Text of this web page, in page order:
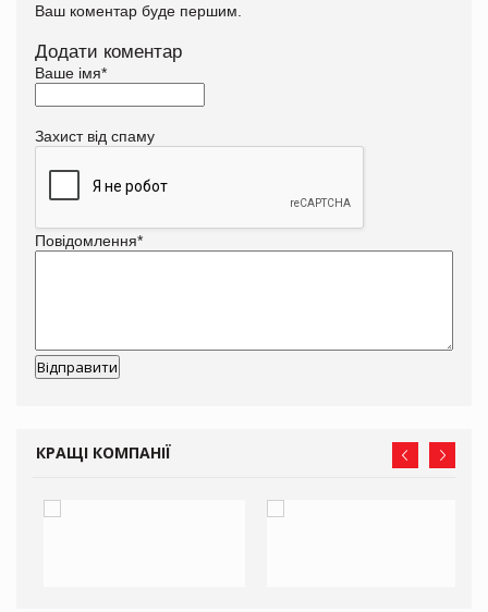
Ваш коментар буде першим.
Додати коментар
Ваше імя*
Захист від спаму
Повідомлення*
КРАЩІ КОМПАНІЇ